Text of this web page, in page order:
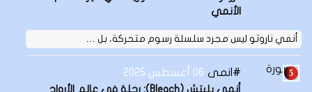
الأنمي
أنمي ناروتو ليس مجرد سلسلة رسوم متحركة، بل …
انمى 06 أغسطس 2025
أنمي بليتش (Bleach): رحلة في عالم الأرواح